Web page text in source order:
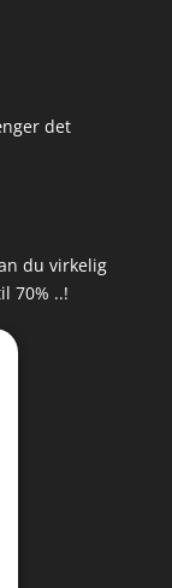
det
du virkelig
70% ..!